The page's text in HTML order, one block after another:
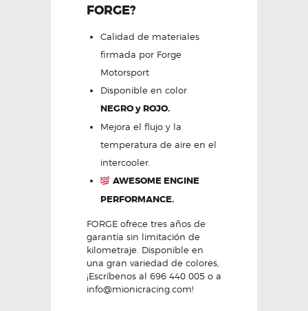
FORGE?
Calidad de materiales
firmada por Forge
Motorsport
Disponible en color
NEGRO y ROJO.
Mejora el flujo y la
temperatura de aire en el
intercooler.
AWESOME ENGINE
PERFORMANCE.
FORGE ofrece tres años de
garantía sin limitación de
kilometraje. Disponible en
una gran variedad de colores,
¡Escríbenos al 696 440 005 o a
info@mionicracing.com!